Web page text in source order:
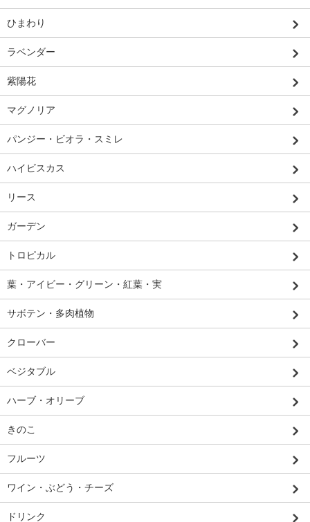
ひまわり
ラベンダー
紫陽花
マグノリア
パンジー・ビオラ・スミレ
ハイビスカス
リース
ガーデン
トロピカル
葉・アイビー・グリーン・紅葉・実
サボテン・多肉植物
クローバー
ベジタブル
ハーブ・オリーブ
きのこ
フルーツ
ワイン・ぶどう・チーズ
ドリンク